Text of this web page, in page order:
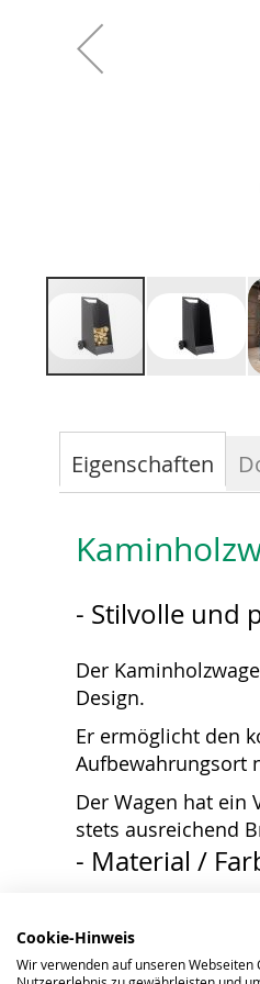
Bildergalerie
springen
Eigenschaften
- Stilvolle und
Der
Design.
Er ermöglicht den
Aufbewahrungsort
Der Wagen hat ein
stets ausreichend
- Material /
Gesamt:
Griff:
Cookie-Hinweis
Wir verwenden auf unseren Webseiten